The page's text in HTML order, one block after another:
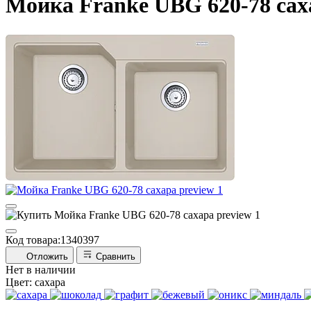
Мойка Franke UBG 620-78
Код товара:1340397
Отложить Сравнить
Нет в наличии
Цвет: сахара